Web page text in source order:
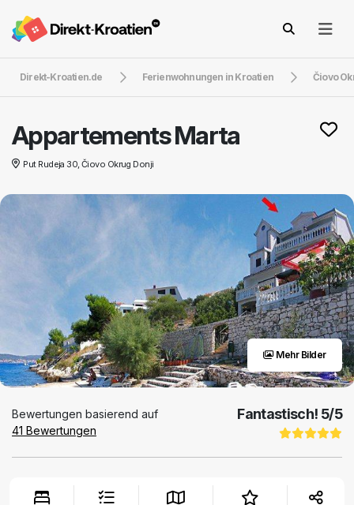
Direkt-Kroatien.de Ferienwohnungen in Kroatien Čiovo
Appartements Marta
Put Rudeja 30, Čiovo Okrug Donji
Mehr Bilder
Bewertungen basierend auf
41 Bewertungen
Fantastisch! 5/5